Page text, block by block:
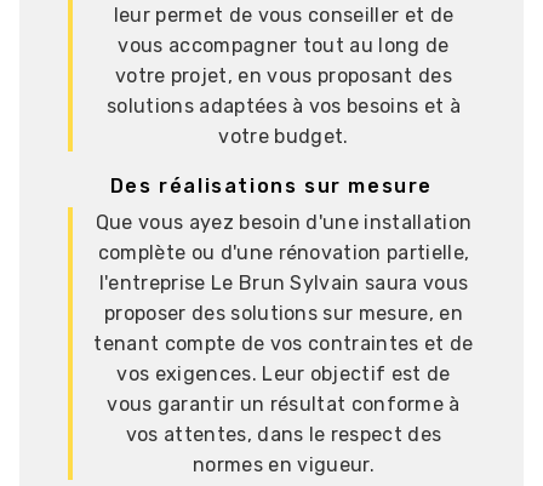
leur permet de vous conseiller et de
vous accompagner tout au long de
votre projet, en vous proposant des
solutions adaptées à vos besoins et à
votre budget.
Des réalisations sur mesure
Que vous ayez besoin d'une installation
complète ou d'une rénovation partielle,
l'entreprise Le Brun Sylvain saura vous
proposer des solutions sur mesure, en
tenant compte de vos contraintes et de
vos exigences. Leur objectif est de
vous garantir un résultat conforme à
vos attentes, dans le respect des
normes en vigueur.